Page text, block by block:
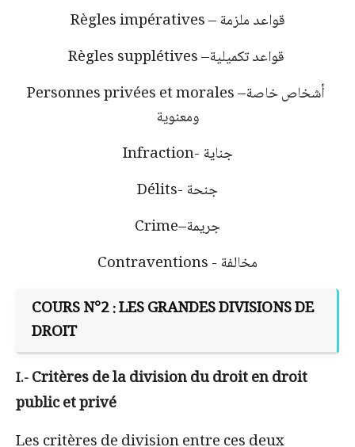
Règles impératives –قواعد ملزمة
Règles supplétives –قواعد تكميلية
Personnes privées et morales –أشخاص خاصة
ومعنوية
Infraction-جناية
Délits-جنحة
Crime–جريمة
Contraventions -مخالفة
COURS N°2 :LES GRANDES DIVISIONS DE
DROIT
I.-Critères de la division du droit en droit
public et privé